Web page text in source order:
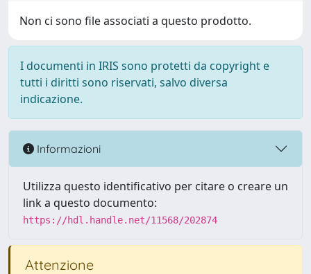
Non ci sono file associati a questo prodotto.
I documenti in IRIS sono protetti da copyright e
tutti i diritti sono riservati, salvo diversa
indicazione.
Informazioni
Utilizza questo identificativo per citare o creare un
link a questo documento:
https://hdl.handle.net/11568/202874
Attenzione